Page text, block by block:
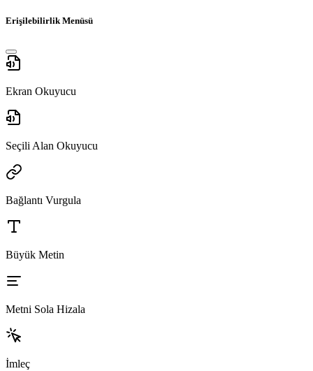
Erişilebilirlik Menüsü
Ekran Okuyucu
Seçili Alan Okuyucu
Bağlantı Vurgula
Büyük Metin
Metni Sola Hizala
İmleç